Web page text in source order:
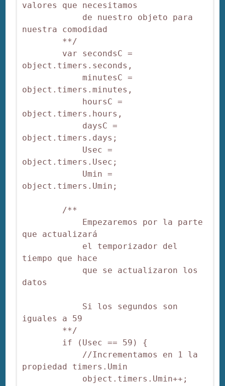
valores que necesitamos
de nuestro objeto para
nuestra comodidad
**/
var secondsC =
object.timers.seconds,
minutesC =
object.timers.minutes,
hoursC =
object.timers.hours,
daysC =
object.timers.days;
Usec =
object.timers.Usec;
Umin =
object.timers.Umin;
/**
Empezaremos por la parte
que actualizará
el temporizador del
tiempo que hace
que se actualizaron los
datos
Si los segundos son
iguales a 59
**/
if (Usec == 59) {
//Incrementamos en 1 la
propiedad timers.Umin
object.timers.Umin++;